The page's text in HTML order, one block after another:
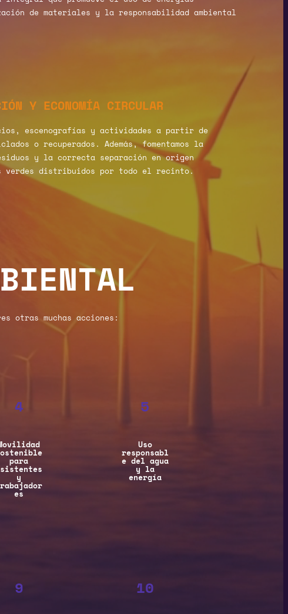
de materiales y la responsabilidad ambiental
Y ECONOMÍA CIRCULAR
escenografías y actividades a partir de
o recuperados. Además, fomentamos la
y la correcta separación en origen
verdes distribuidos por todo el recinto.
otras muchas acciones:
4
para
y
es
5
Uso
responsabl
e del agua
y la
energía
9 10